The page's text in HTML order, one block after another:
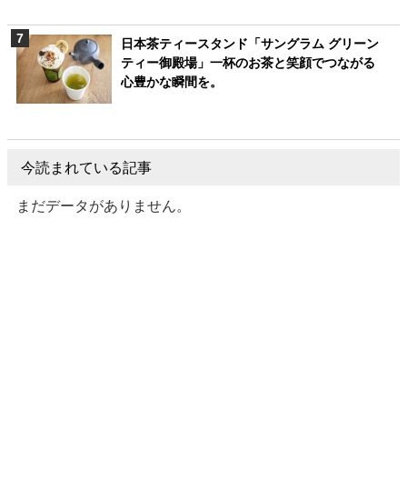
日本茶ティースタンド「サングラム グリーン
ティー御殿場」一杯のお茶と笑顔でつながる
心豊かな瞬間を。
今読まれている記事
まだデータがありません。